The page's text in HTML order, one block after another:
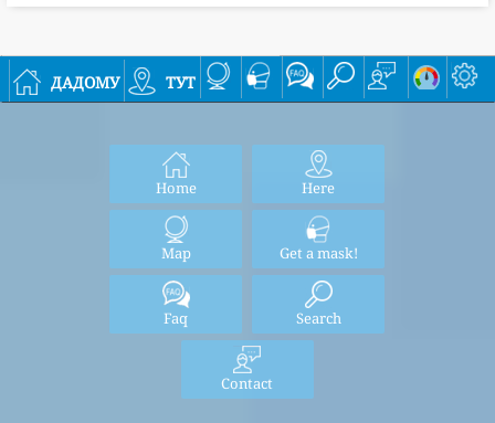
дадому тут
Home Here
Map Get a mask!
Faq Search
Contact